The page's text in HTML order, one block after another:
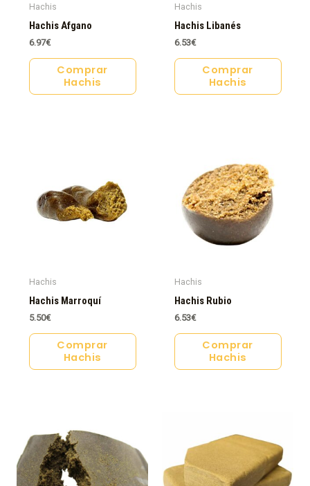
Hachis
Hachis Afgano
6.97€
Comprar
Hachis
Hachis
Hachis Libanés
6.53€
Comprar
Hachis
Hachis
Hachis Marroquí
5.50€
Comprar
Hachis
Hachis
Hachis Rubio
6.53€
Comprar
Hachis